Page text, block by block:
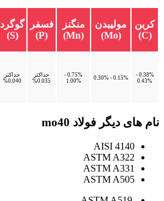
کربن
(C)
مولیبدن
(Mo)
منگنز
(Mn)
فسفر
(P)
گوگرد
(S)
0.38% -
0.43%
0.15% - 0.30%
0.75% -
1.00%
حداکثر
0.035%
حداکثر
0.040%
نام های دیگر فولاد mo40
AISI 4140
ASTM A322
ASTM A331
ASTM A505